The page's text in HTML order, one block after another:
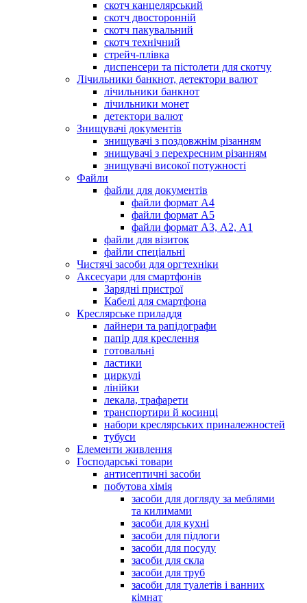
скотч канцелярський
скотч двосторонній
скотч пакувальний
скотч технічний
стрейч-плівка
диспенсери та пістолети для скотчу
Лічильники банкнот, детектори валют
лічильники банкнот
лічильники монет
детектори валют
Знищувачі документів
знищувачі з поздовжнім різанням
знищувачі з перехресним різанням
знищувачі високої потужності
Файли
файли для документів
файли формат А4
файли формат А5
файли формат А3, А2, А1
файли для візиток
файли спеціальні
Чистячі засоби для оргтехніки
Аксесуари для смартфонів
Зарядні пристрої
Кабелі для смартфона
Креслярське приладдя
лайнери та рапідографи
папір для креслення
готовальні
ластики
циркулі
лінійки
лекала, трафарети
транспортири й косинці
набори креслярських приналежностей
тубуси
Елементи живлення
Господарські товари
антисептичні засоби
побутова хімія
засоби для догляду за меблями
та килимами
засоби для кухні
засоби для підлоги
засоби для посуду
засоби для скла
засоби для труб
засоби для туалетів і ванних
кімнат